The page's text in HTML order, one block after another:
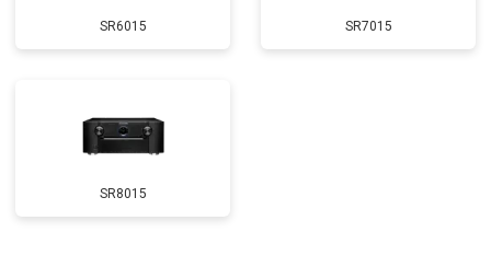
SR6015 SR7015
SR8015